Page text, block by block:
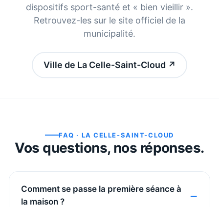
dispositifs sport-santé et « bien vieillir ».
Retrouvez-les sur le site officiel de la
municipalité.
Ville de La Celle-Saint-Cloud ↗
FAQ · LA CELLE-SAINT-CLOUD
Vos questions, nos réponses.
Comment se passe la première séance à
la maison ?